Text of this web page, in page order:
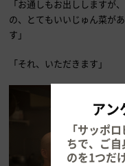
「お通しもお出ししますが
の、とてもいいじゅん菜が
す」
「それ、いただきます」
アン
「サッポ
ちで、ご
のを1つだ